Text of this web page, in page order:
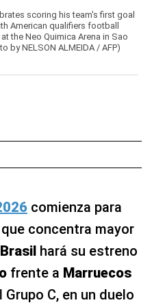
scoring his team's first goal
American qualifiers football
the Neo Quimica Arena in Sao
by NELSON ALMEIDA / AFP)
comienza para
concentra mayor
Brasil hará su estreno
frente a Marruecos
C, en un duelo